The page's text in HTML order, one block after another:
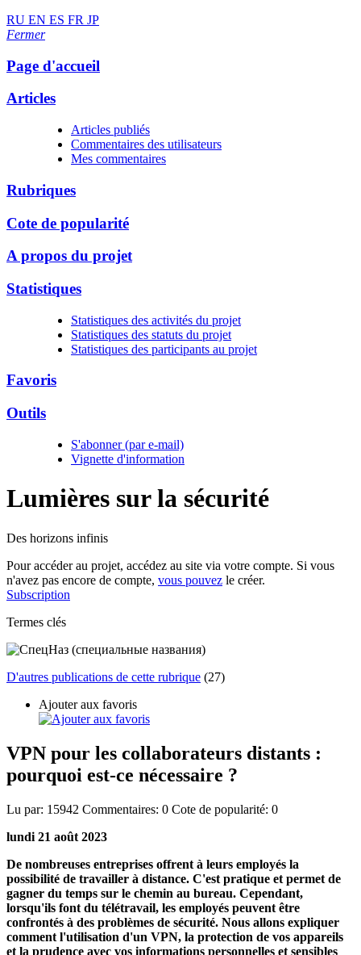
RU EN ES FR JP
Fermer
Page d'accueil
Articles
Articles publiés
Commentaires des utilisateurs
Mes commentaires
Rubriques
Cote de popularité
A propos du projet
Statistiques
Statistiques des activités du projet
Statistiques des statuts du projet
Statistiques des participants au projet
Favoris
Outils
S'abonner (par e-mail)
Vignette d'information
Lumières sur la sécurité
Des horizons infinis
Pour accéder au projet, accédez au site via votre compte. Si vous
n'avez pas encore de compte, vous pouvez le créer.
Subscription
Termes clés
D'autres publications de cette rubrique (27)
Ajouter aux favoris
VPN pour les collaborateurs distants :
pourquoi est-ce nécessaire ?
Lu par: 15942 Commentaires: 0 Cote de popularité: 0
lundi 21 août 2023
De nombreuses entreprises offrent à leurs employés la
possibilité de travailler à distance. C'est pratique et permet de
gagner du temps sur le chemin au bureau. Cependant,
lorsqu'ils font du télétravail, les employés peuvent être
confrontés à des problèmes de sécurité. Nous allons expliquer
comment l'utilisation d'un VPN, la protection de vos appareils
et la prudence avec vos informations personnelles et sensibles